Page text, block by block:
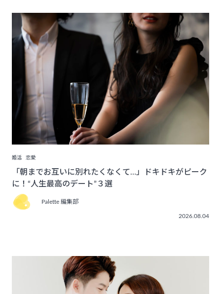
婚活 恋愛
「朝までお互いに別れたくなくて…」ドキドキがピーク
に！“人生最高のデート”３選
Palette 編集部
2026.08.04